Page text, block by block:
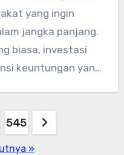
yang ingin
jangka panjang.
biasa, investasi
keuntungan yang
545
»